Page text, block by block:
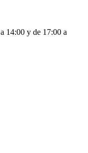
14:00 y de 17:00 a